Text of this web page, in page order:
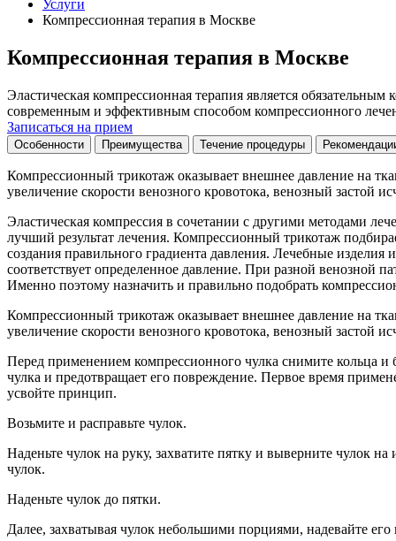
Услуги
Компрессионная терапия в Москве
Компрессионная терапия в Москве
Эластическая компрессионная терапия является
современным и эффективным способом компрессионного
Записаться на прием
Особенности Преимущества Течение процедуры
Компрессионный трикотаж оказывает внешнее давление на
увеличение скорости венозного кровотока, венозный застой
Эластическая компрессия в сочетании с другими методами
лучший результат лечения. Компрессионный трикотаж
создания правильного градиента давления. Лечебные
соответствует определенное давление. При разной венозной
Именно поэтому назначить и правильно подобрать
Компрессионный трикотаж оказывает внешнее давление на
увеличение скорости венозного кровотока, венозный застой
Перед применением компрессионного чулка снимите кольца и
чулка и предотвращает его повреждение. Первое время
усвойте принцип.
Возьмите и расправьте чулок.
Наденьте чулок на руку, захватите пятку и выверните чулок
чулок.
Наденьте чулок до пятки.
Далее, захватывая чулок небольшими порциями, надевайте